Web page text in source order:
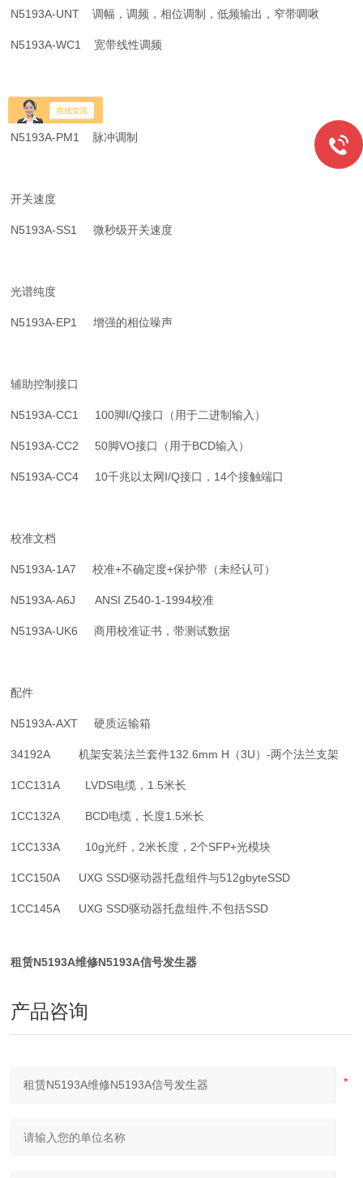
N5193A-UNT 调幅，调频，相位调制，低频输出，窄带啁啾
N5193A-WC1 宽带线性调频
脉冲调制
N5193A-PM1 脉冲调制
开关速度
N5193A-SS1 微秒级开关速度
光谱纯度
N5193A-EP1 增强的相位噪声
辅助控制接口
N5193A-CC1 100脚I/Q接口（用于二进制输入）
N5193A-CC2 50脚VO接口（用于BCD输入）
N5193A-CC4 10千兆以太网I/Q接口，14个接触端口
校准文档
N5193A-1A7 校准+不确定度+保护带（未经认可）
N5193A-A6J ANSI Z540-1-1994校准
N5193A-UK6 商用校准证书，带测试数据
配件
N5193A-AXT 硬质运输箱
34192A 机架安装法兰套件132.6mm H（3U）-两个法兰支架
1CC131A LVDS电缆，1.5米长
1CC132A BCD电缆，长度1.5米长
1CC133A 10g光纤，2米长度，2个SFP+光模块
1CC150A UXG SSD驱动器托盘组件与512gbyteSSD
1CC145A UXG SSD驱动器托盘组件,不包括SSD
租赁N5193A维修N5193A信号发生器
产品咨询